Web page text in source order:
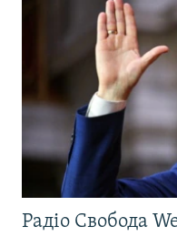
Радіо Свобода